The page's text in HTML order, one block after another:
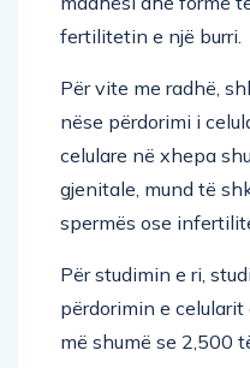
fertilitetin e një burri.
nëse përdorimi i
celulare në xhepa
gjenitale, mund të
spermës ose
përdorimin e celularit
më shumë se 2,500
22 vjeç, si vlerësim